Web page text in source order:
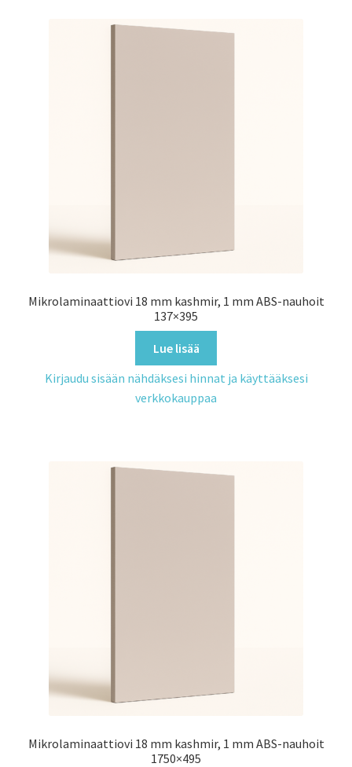
Mikrolaminaattiovi 18 mm kashmir, 1 mm ABS-nauhoit
137×395
Lue lisää
Kirjaudu sisään nähdäksesi hinnat ja käyttääksesi
verkkokauppaa
Mikrolaminaattiovi 18 mm kashmir, 1 mm ABS-nauhoit
1750×495